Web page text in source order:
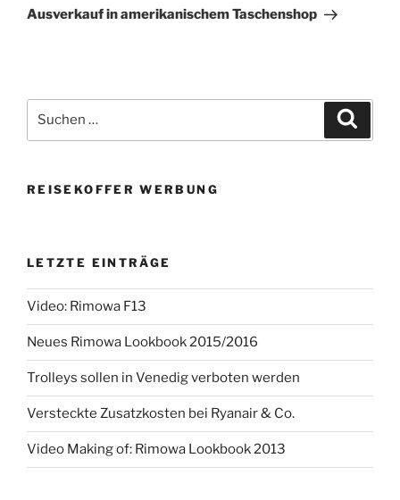
Beitrag
Ausverkauf in amerikanischem Taschenshop
nach:
REISEKOFFER WERBUNG
LETZTE EINTRÄGE
Video: Rimowa F13
Neues Rimowa Lookbook 2015/2016
Trolleys sollen in Venedig verboten werden
Versteckte Zusatzkosten bei Ryanair & Co.
Video Making of: Rimowa Lookbook 2013